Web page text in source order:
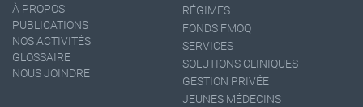
À PROPOS
PUBLICATIONS
NOS ACTIVITÉS
GLOSSAIRE
NOUS JOINDRE
RÉGIMES
FONDS FMOQ
SERVICES
SOLUTIONS CLINIQUES
GESTION PRIVÉE
JEUNES MÉDECINS